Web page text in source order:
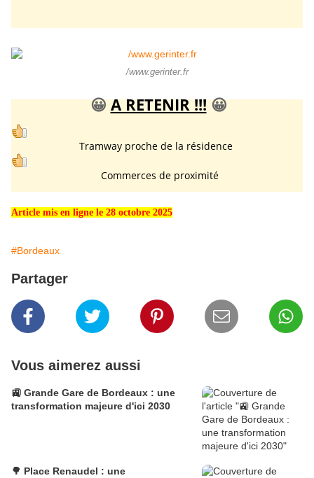
/www.gerinter.fr
😀 A RETENIR !!! 😀
Tramway proche de la résidence
Commerces de proximité
Article mis en ligne le 28 octobre 2025
#Bordeaux
Partager
Vous aimerez aussi
🚉 Grande Gare de Bordeaux : une
transformation majeure d'ici 2030
🌳 Place Renaudel : une